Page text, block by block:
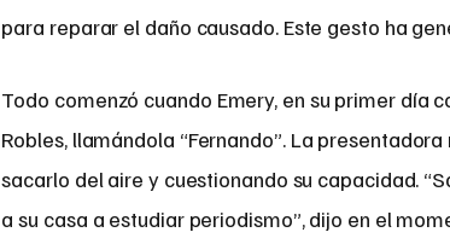
para reparar el daño causado. Este gesto ha
Todo comenzó cuando Emery, en su primer día
Robles, llamándola “Fernando”. La
sacarlo del aire y cuestionando su capacidad.
a su casa a estudiar periodismo”, dijo en el